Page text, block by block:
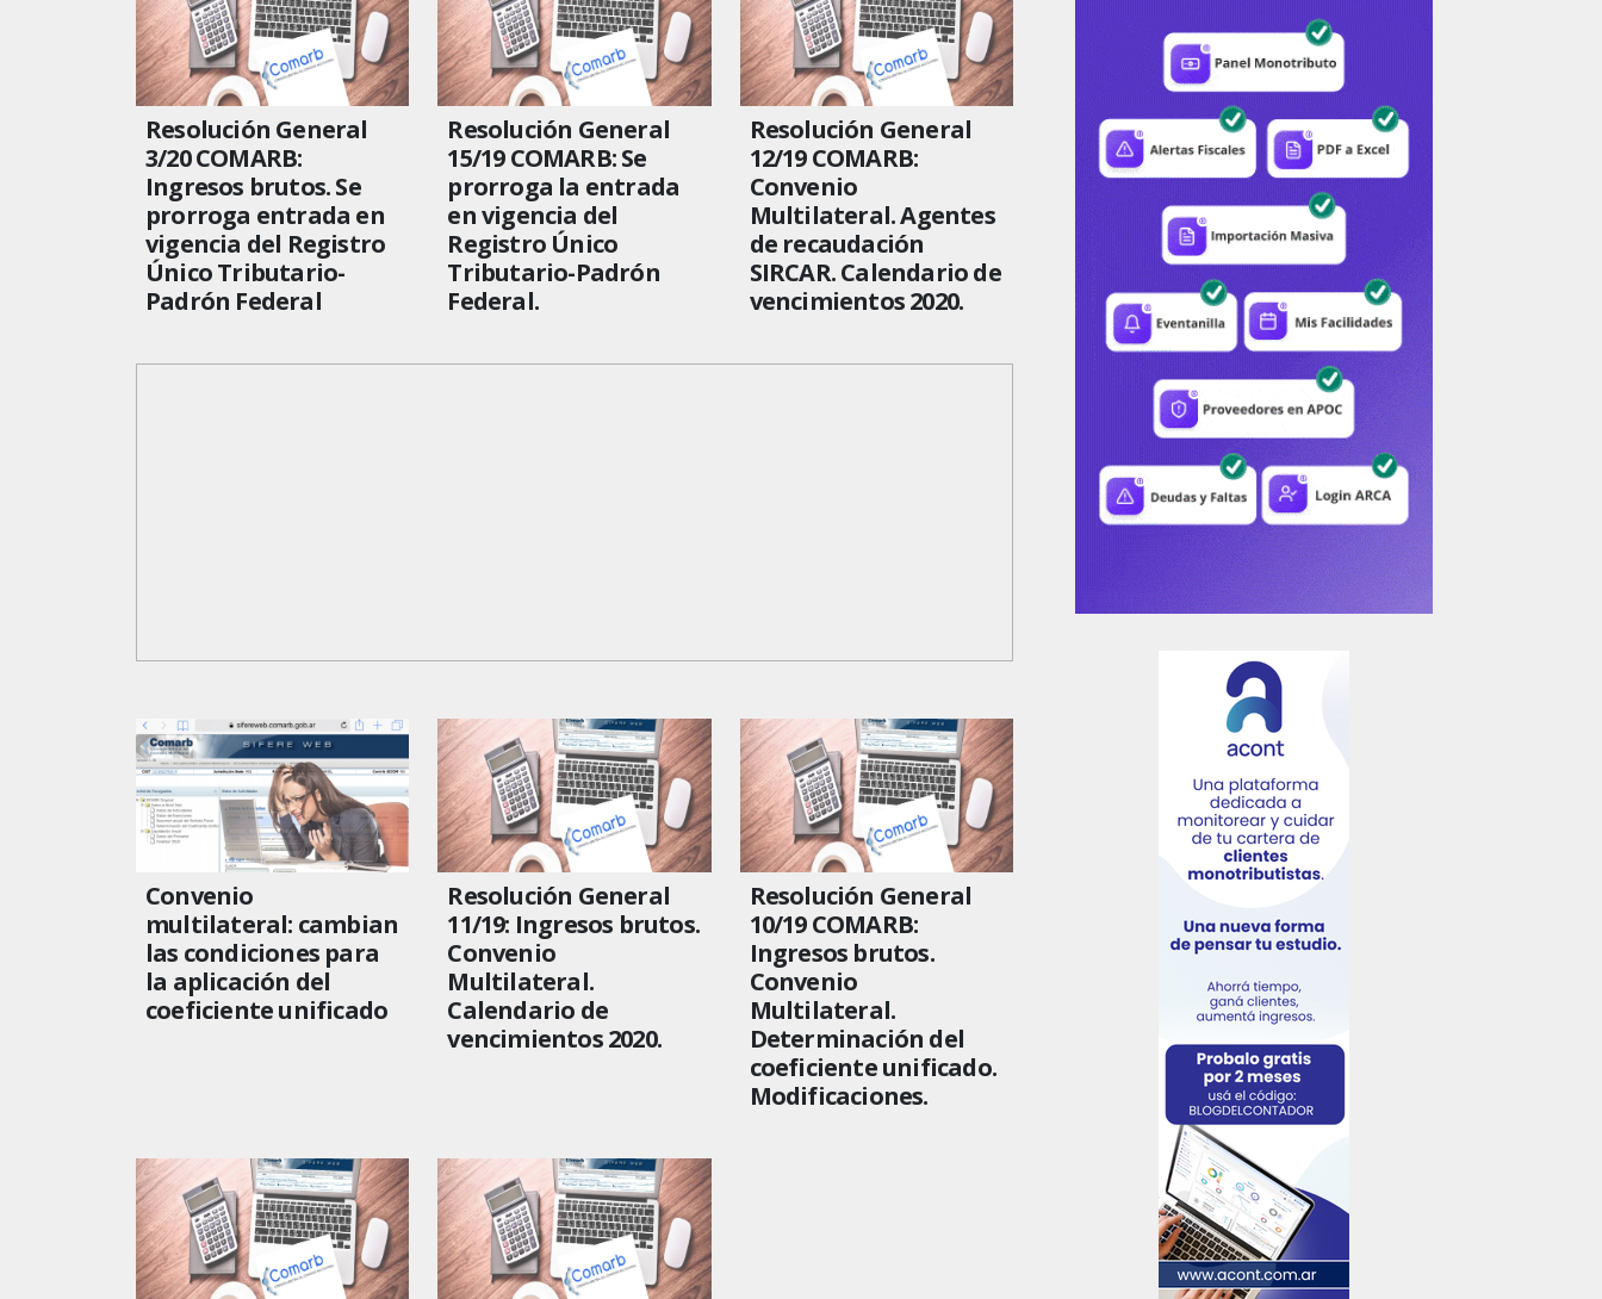
Resolución General
3/20 COMARB:
Ingresos brutos. Se
prorroga entrada en
vigencia del Registro
Único Tributario-
Padrón Federal
Resolución General
15/19 COMARB: Se
prorroga la entrada
en vigencia del
Registro Único
Tributario-Padrón
Federal.
Resolución General
12/19 COMARB:
Convenio
Multilateral. Agentes
de recaudación
SIRCAR. Calendario de
vencimientos 2020.
Convenio
multilateral: cambian
las condiciones para
la aplicación del
coeficiente unificado
Resolución General
11/19: Ingresos brutos.
Convenio
Multilateral.
Calendario de
vencimientos 2020.
Resolución General
10/19 COMARB:
Ingresos brutos.
Convenio
Multilateral.
Determinación del
coeficiente unificado.
Modificaciones.